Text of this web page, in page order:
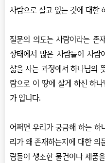
사람으로 살고 있는 것에 대한
질문의 의도는 사람이라는 존
상태에서 많은 사람들이 사람
삶을 사는 과정에서 하나님의
람으로 이 땅에 살게 하신 하
가 입니다.
어쩌면 우리가 궁금해 하는 하
리가 왜 존재하는지에 대한 의
람들이 생소한 물건이나 제품